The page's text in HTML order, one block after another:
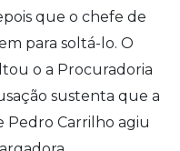
que o chefe de
para soltá-lo. O
o a Procuradoria
sustenta que a
Pedro Carrilho agiu